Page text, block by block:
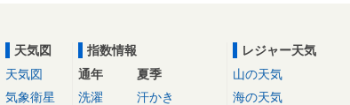
天気図
天気図
気象衛星
指数情報
通年
洗濯
夏季
汗かき
レジャー天気
山の天気
海の天気